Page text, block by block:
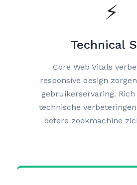
⚡
Technical
Core Web Vitals
responsive design
gebruikerservaring.
technische
betere zoekmachine